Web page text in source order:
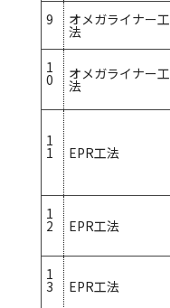
9 オメガライナー工
法
1
0 オメガライナー工
法
1
1 EPR工法
1
2 EPR工法
1
3 EPR工法